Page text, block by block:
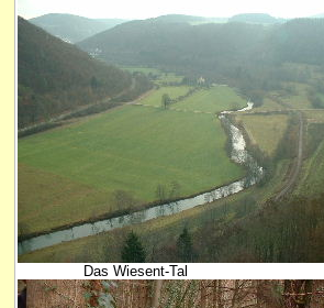
Das Wiesent-Tal